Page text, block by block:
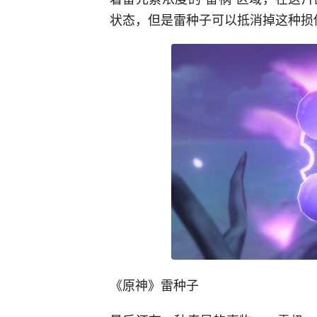
状态，但是雷种子可以抵消掉这种
《原神》雷种子